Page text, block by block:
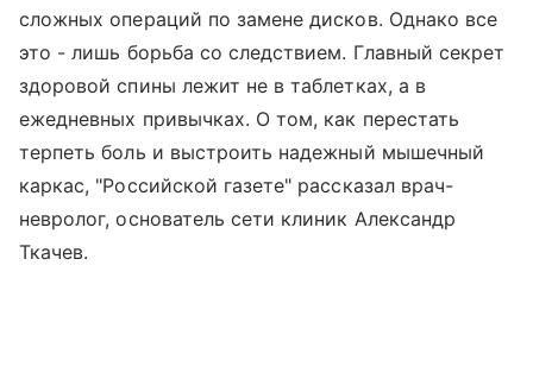
сложных операций по замене дисков. Однако все
это - лишь борьба со следствием. Главный секрет
здоровой спины лежит не в таблетках, а в
ежедневных привычках. О том, как перестать
терпеть боль и выстроить надежный мышечный
каркас, "Российской газете" рассказал врач-
невролог, основатель сети клиник Александр
Ткачев.